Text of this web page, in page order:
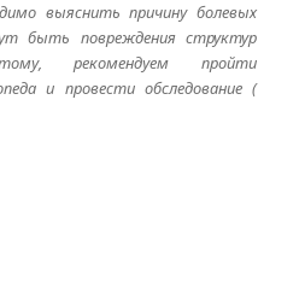
выяснить причину болевых
быть повреждения структур
рекомендуем пройти
и провести обследование (